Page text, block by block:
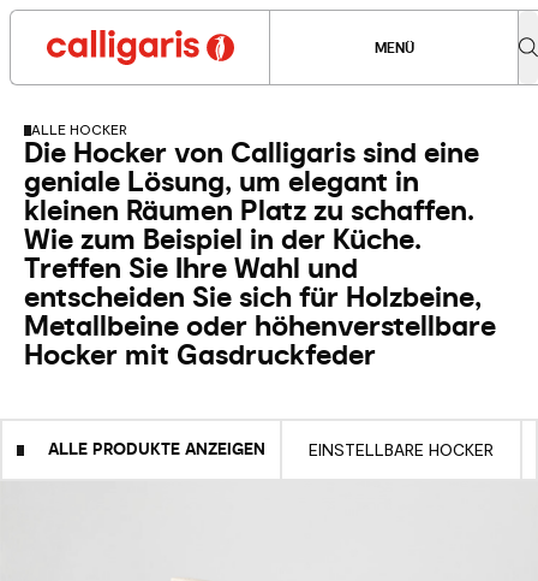
MENÜ
ALLE HOCKER
Die Hocker von Calligaris sind eine
geniale Lösung, um elegant in
kleinen Räumen Platz zu schaffen.
Wie zum Beispiel in der Küche.
Treffen Sie Ihre Wahl und
entscheiden Sie sich für Holzbeine,
Metallbeine oder höhenverstellbare
Hocker mit Gasdruckfeder
ALLE PRODUKTE ANZEIGEN EINSTELLBARE HOCKER